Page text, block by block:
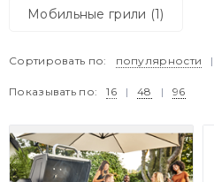
Мобильные грили (1)
Сортировать по: популярности |
Показывать по: 16 | 48 | 96